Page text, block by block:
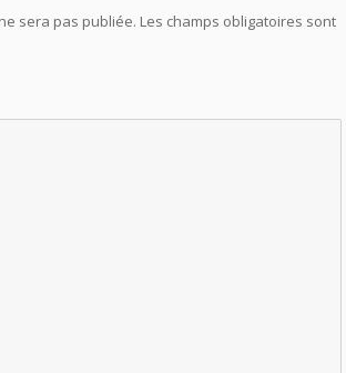
sera pas publiée. Les champs obligatoires sont